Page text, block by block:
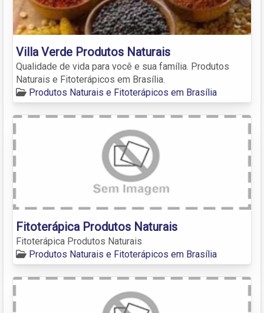
Villa Verde Produtos Naturais
Qualidade de vida para você e sua família. Produtos
Naturais e Fitoterápicos em Brasília.
Produtos Naturais e Fitoterápicos em Brasília
Fitoterápica Produtos Naturais
Fitoterápica Produtos Naturais
Produtos Naturais e Fitoterápicos em Brasília